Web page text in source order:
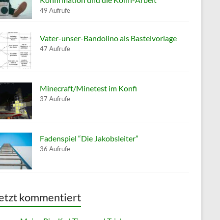
49 Aufrufe
Vater-unser-Bandolino als Bastelvorlage
47 Aufrufe
Minecraft/Minetest im Konfi
37 Aufrufe
Fadenspiel “Die Jakobsleiter”
36 Aufrufe
kommentiert